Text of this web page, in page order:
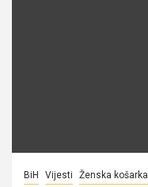
BiH Vijesti Ženska košarka